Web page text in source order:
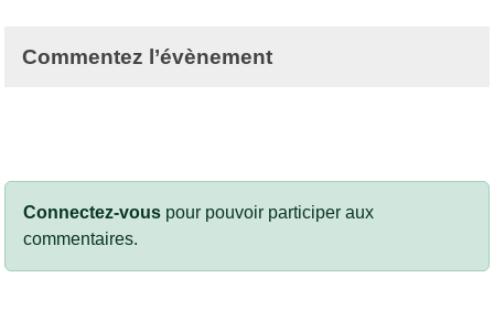
Commentez l’évènement
Connectez-vous pour pouvoir participer aux
commentaires.